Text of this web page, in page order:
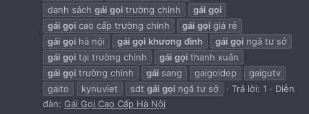
(
)
danh sách gái gọi trường chinh gái gọi
gái gọi cao cấp trường chinh gái gọi giá rẻ
gái gọi hà nội gái gọi khương đình gái gọi ngã tư sở
gái gọi tại trường chinh gái gọi thanh xuân
gái gọi trường chinh gái sang gaigoidep
gaigutv
gaito
kynuviet sdt gái gọi ngã tư sở Trả lời: 1
Diễn
đàn: Gái Gọi Cao Cấp Hà Nội